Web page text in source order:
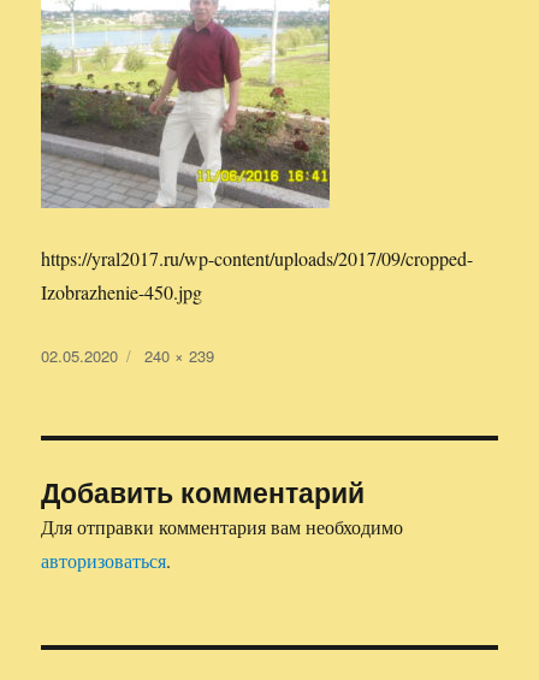
https://yral2017.ru/wp-content/uploads/2017/09/cropped-
Izobrazhenie-450.jpg
Опубликовано
02.05.2020
Полный
240 × 239
Добавить комментарий
Для отправки комментария вам необходимо
авторизоваться.